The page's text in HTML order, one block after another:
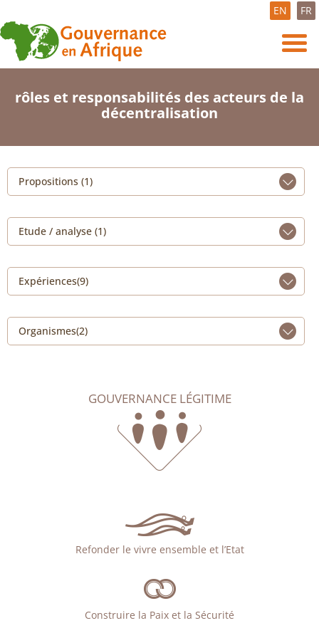
EN FR
rôles et responsabilités des acteurs de la
décentralisation
Propositions (1)
Etude / analyse (1)
Expériences(9)
Organismes(2)
GOUVERNANCE LÉGITIME
Refonder le vivre ensemble et l’Etat
Construire la Paix et la Sécurité